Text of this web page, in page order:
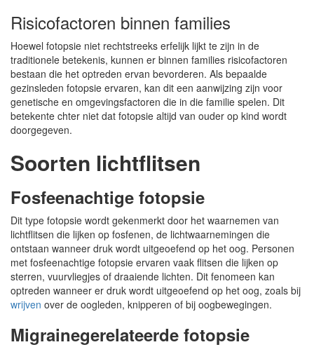
Risicofactoren binnen families
Hoewel fotopsie niet rechtstreeks erfelijk lijkt te zijn in de
traditionele betekenis, kunnen er binnen families risicofactoren
bestaan die het optreden ervan bevorderen. Als bepaalde
gezinsleden fotopsie ervaren, kan dit een aanwijzing zijn voor
genetische en omgevingsfactoren die in die familie spelen. Dit
betekente chter niet dat fotopsie altijd van ouder op kind wordt
doorgegeven.
Soorten lichtflitsen
Fosfeenachtige fotopsie
Dit type fotopsie wordt gekenmerkt door het waarnemen van
lichtflitsen die lijken op fosfenen, de lichtwaarnemingen die
ontstaan wanneer druk wordt uitgeoefend op het oog. Personen
met fosfeenachtige fotopsie ervaren vaak flitsen die lijken op
sterren, vuurvliegjes of draaiende lichten. Dit fenomeen kan
optreden wanneer er druk wordt uitgeoefend op het oog, zoals bij
wrijven over de oogleden, knipperen of bij oogbewegingen.
Migrainegerelateerde fotopsie